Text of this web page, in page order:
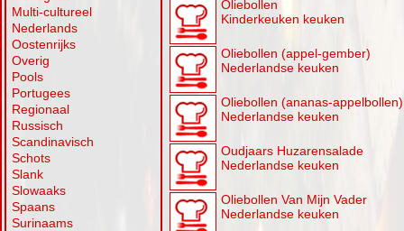
Multi-cultureel
Nederlands
Oostenrijks
Overig
Pools
Portugees
Regionaal
Russisch
Scandinavisch
Schots
Slank
Slowaaks
Spaans
Surinaams
Oliebollen
Kinderkeuken keuken
Oliebollen (appel-gember)
Nederlandse keuken
Oliebollen (ananas-appelbollen)
Nederlandse keuken
Oudjaars Huzarensalade
Nederlandse keuken
Oliebollen Van Mijn Vader
Nederlandse keuken